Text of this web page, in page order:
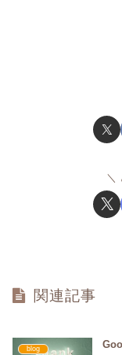
関連記事
blog